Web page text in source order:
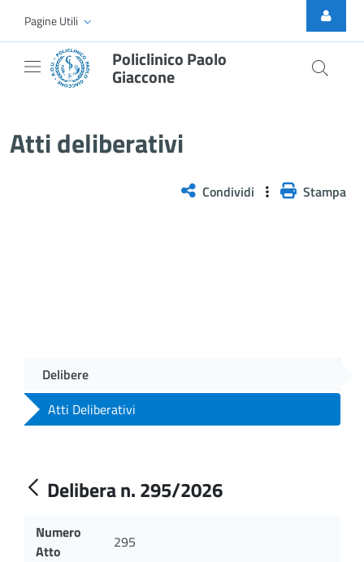
Skip to Main Content
Pagine Utili
Policlinico Paolo
Giaccone
Atti deliberativi
Condividi Stampa
Delibere
Atti Deliberativi
Delibera n. 295/2026
Numero
Atto
295